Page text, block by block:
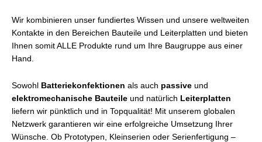
Wir kombinieren unser fundiertes Wissen und unsere weltweiten
Kontakte in den Bereichen Bauteile und Leiterplatten und bieten
Ihnen somit ALLE Produkte rund um Ihre Baugruppe aus einer
Hand.
Sowohl Batteriekonfektionen als auch passive und
elektromechanische Bauteile und natürlich Leiterplatten
liefern wir pünktlich und in Topqualität! Mit unserem globalen
Netzwerk garantieren wir eine erfolgreiche Umsetzung Ihrer
Wünsche. Ob Prototypen, Kleinserien oder Serienfertigung –